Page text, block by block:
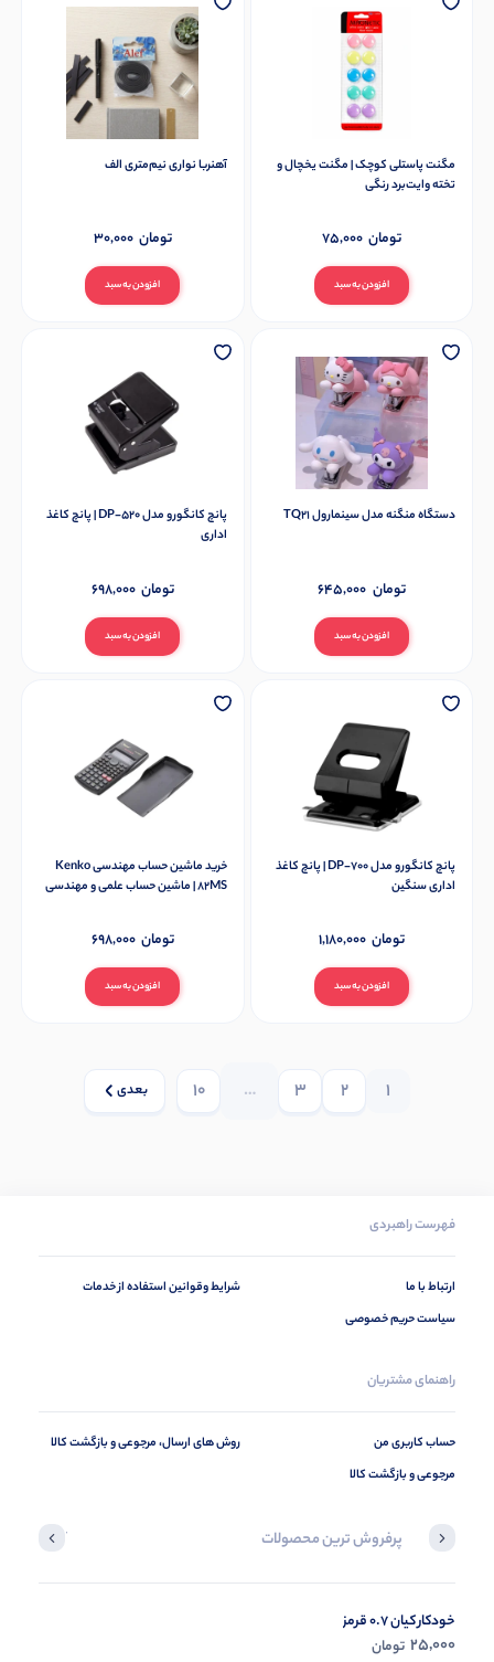
مگنت پاستلی کوچک | مگنت یخچال و
تخته وایت‌برد رنگی
افزودن به سبد
75,000 تومان
آهنربا نواری نیم‌متری الف
افزودن به سبد
30,000 تومان
دستگاه منگنه مدل سینمارول TQ21
افزودن به سبد
645,000 تومان
پانچ کانگورو مدل DP-520 | پانچ کاغذ
اداری
افزودن به سبد
698,000 تومان
پانچ کانگورو مدل DP-700 | پانچ کاغذ
اداری سنگین
افزودن به سبد
1,180,000 تومان
خرید ماشین حساب مهندسی Kenko
82MS | ماشین حساب علمی و مهندسی
افزودن به سبد
698,000 تومان
1
2
3
…
10 بعدی
فهرست راهبردی
ارتباط با ما
سیاست حریم خصوصی
شرایط وقوانین استفاده از خدمات
راهنمای مشتریان
حساب کاربری من
مرجوعی و بازگشت کالا
روش های ارسال، مرجوعی و بازگشت کالا
پرفروش ترین محصولات آخرین
خودکار کیان 0.7 قرمز
25,000 تومان